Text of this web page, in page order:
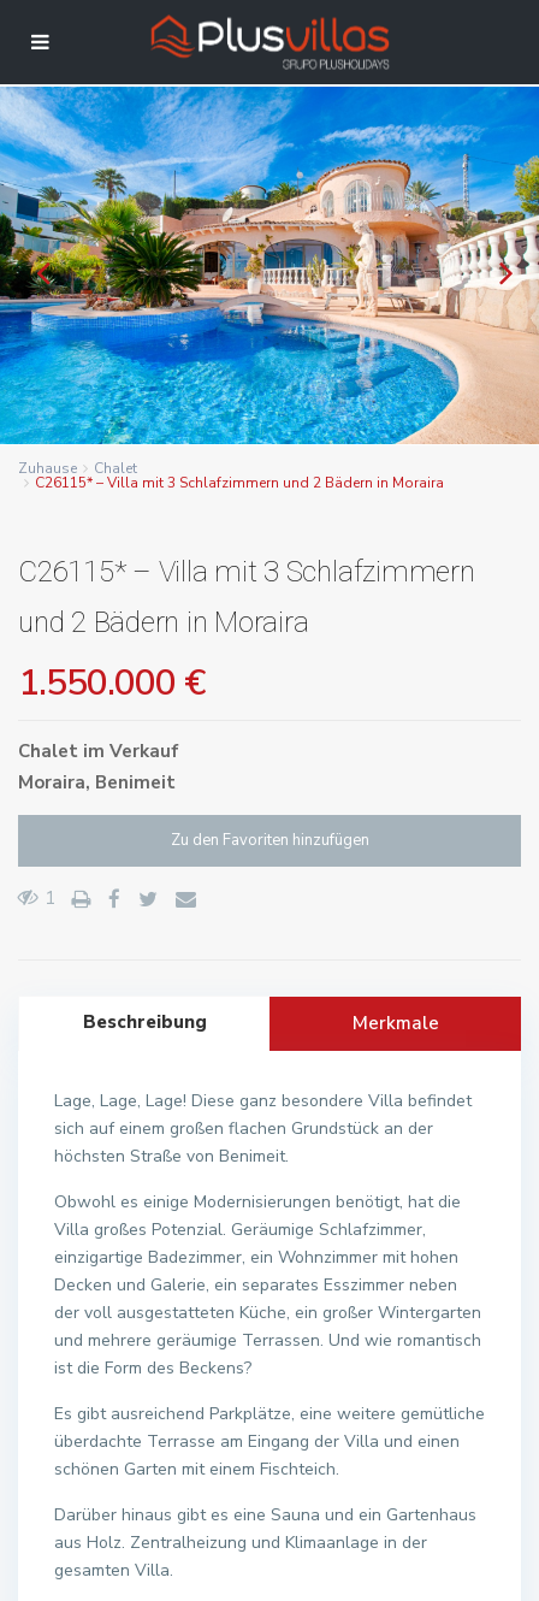
Zuhause Chalet
C26115* – Villa mit 3 Schlafzimmern und 2 Bädern in Moraira
C26115* – Villa mit 3 Schlafzimmern
und 2 Bädern in Moraira
1.550.000 €
Chalet im Verkauf
Moraira, Benimeit
Zu den Favoriten hinzufügen
1
Beschreibung Merkmale
Lage, Lage, Lage! Diese ganz besondere Villa befindet
sich auf einem großen flachen Grundstück an der
höchsten Straße von Benimeit.
Obwohl es einige Modernisierungen benötigt, hat die
Villa großes Potenzial. Geräumige Schlafzimmer,
einzigartige Badezimmer, ein Wohnzimmer mit hohen
Decken und Galerie, ein separates Esszimmer neben
der voll ausgestatteten Küche, ein großer Wintergarten
und mehrere geräumige Terrassen. Und wie romantisch
ist die Form des Beckens?
Es gibt ausreichend Parkplätze, eine weitere gemütliche
überdachte Terrasse am Eingang der Villa und einen
schönen Garten mit einem Fischteich.
Darüber hinaus gibt es eine Sauna und ein Gartenhaus
aus Holz. Zentralheizung und Klimaanlage in der
gesamten Villa.